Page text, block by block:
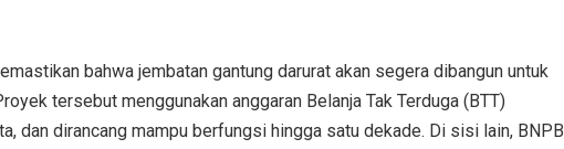
bahwa jembatan gantung darurat akan segera dibangun untuk
tersebut menggunakan anggaran Belanja Tak Terduga (BTT)
dan dirancang mampu berfungsi hingga satu dekade. Di sisi lain, BNPB